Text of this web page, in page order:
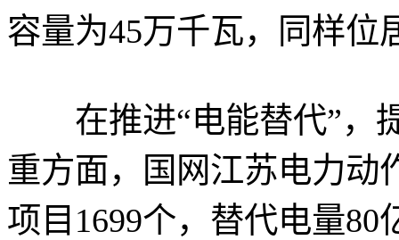
容量为45万千瓦，同样位
在推进“电能替代”，
重方面，国网江苏电力动
项目1699个，替代电量